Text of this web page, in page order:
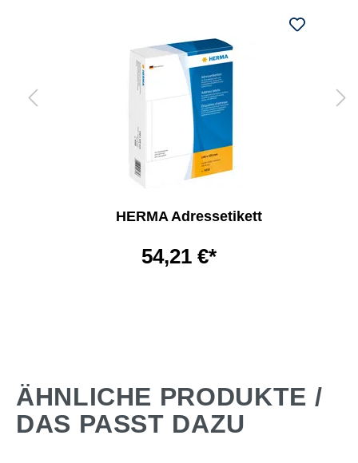
HERMA Adressetikett
54,21 €*
ÄHNLICHE PRODUKTE /
DAS PASST DAZU